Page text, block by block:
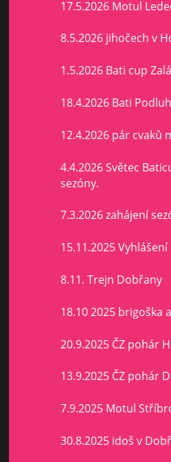
17.5.2026 Motul
8.5.2026 jihočech v
1.5.2026 Bati cup
18.4.2026 Bati
12.4.2026 pár cvaků
4.4.2026 Světec
sezóny.
7.3.2026 zahájení
15.11.2025
8.11. Trejn Dobřany
18.10 2025 brigoška
20.9.2025 ČZ pohár
13.9.2025 ČZ pohár
7.9.2025 Motul
30.8.2025 idoš v